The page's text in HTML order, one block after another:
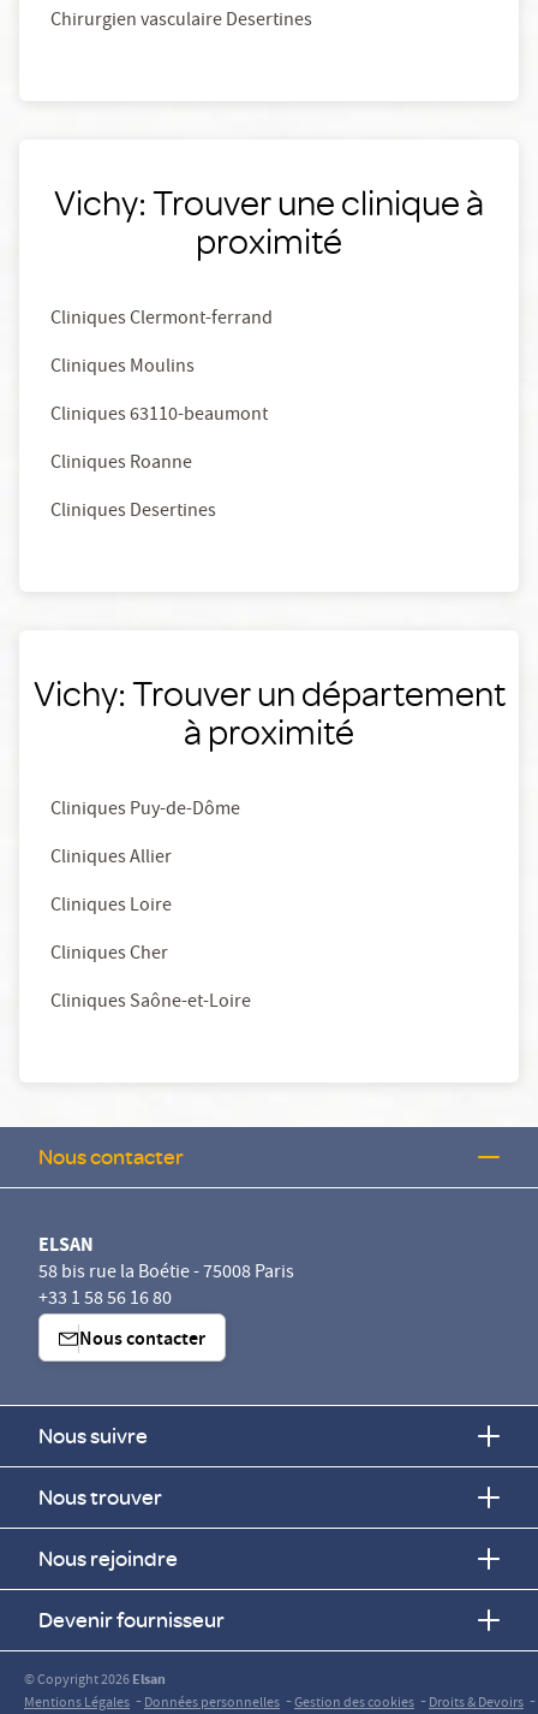
Chirurgien vasculaire Desertines
Vichy: Trouver une clinique à
proximité
Cliniques Clermont-ferrand
Cliniques Moulins
Cliniques 63110-beaumont
Cliniques Roanne
Cliniques Desertines
Vichy: Trouver un département
à proximité
Cliniques Puy-de-Dôme
Cliniques Allier
Cliniques Loire
Cliniques Cher
Cliniques Saône-et-Loire
Nous contacter
ELSAN
58 bis rue la Boétie - 75008 Paris
+33 1 58 56 16 80
Nous contacter
Nous suivre
Nous trouver
Nous rejoindre
Devenir fournisseur
© Copyright 2026Elsan
Mentions Légales -Données personnelles -Gestion des cookies -Droits & Devoirs -